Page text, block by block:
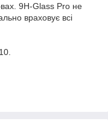
9H-Glass Pro не
враховує всі